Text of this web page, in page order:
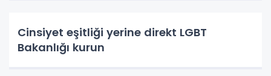
Cinsiyet eşitliği yerine direkt LGBT
Bakanlığı kurun